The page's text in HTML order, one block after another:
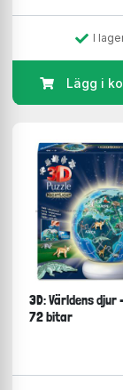
I
Lägg i
3D: Världens
72 bitar